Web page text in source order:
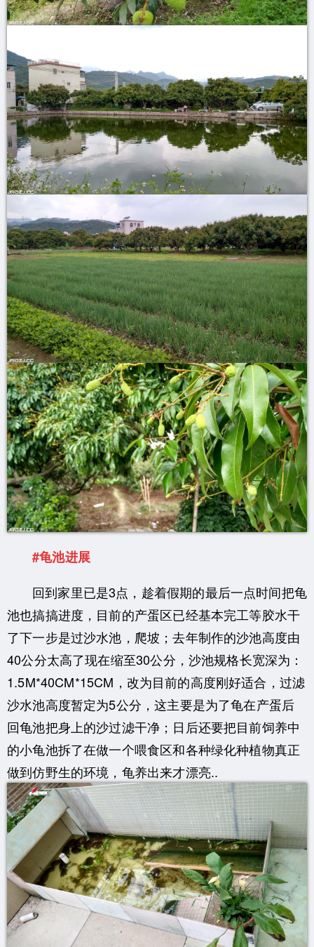
#龟池进展
回到家里已是3点，趁着假期的最后一点时间把龟
池也搞搞进度，目前的产蛋区已经基本完工等胶水干
了下一步是过沙水池，爬坡；去年制作的沙池高度由
40公分太高了现在缩至30公分，沙池规格长宽深为：
1.5M*40CM*15CM，改为目前的高度刚好适合，过滤
沙水池高度暂定为5公分，这主要是为了龟在产蛋后
回龟池把身上的沙过滤干净；日后还要把目前饲养中
的小龟池拆了在做一个喂食区和各种绿化种植物真正
做到仿野生的环境，龟养出来才漂亮..